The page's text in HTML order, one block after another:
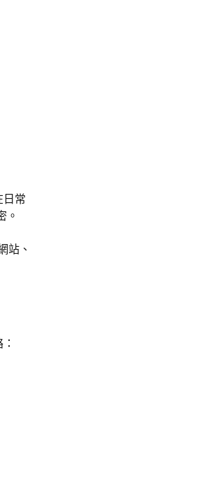
日常
。
站、